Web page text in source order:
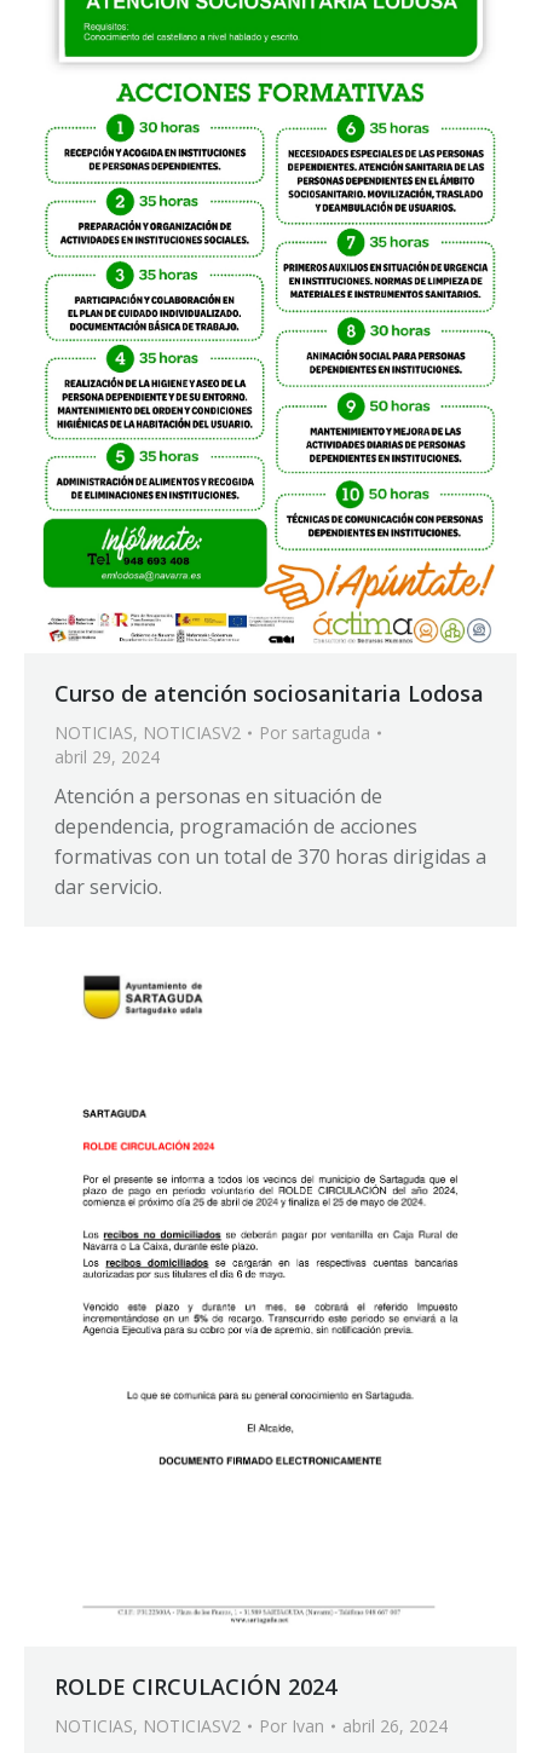
Curso de atención sociosanitaria Lodosa
NOTICIAS, NOTICIASV2 Por sartaguda
abril 29, 2024
Atención a personas en situación de
dependencia, programación de acciones
formativas con un total de 370 horas dirigidas a
dar servicio.
ROLDE CIRCULACIÓN 2024
NOTICIAS, NOTICIASV2 Por Ivan abril 26, 2024